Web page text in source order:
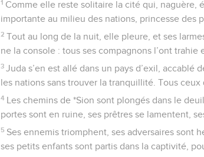
1 Comme elle reste solitaire la cité qui, naguère,
importante au milieu des nations, princesse des
2 Tout au long de la nuit, elle pleure, et ses
ne la console : tous ses compagnons l’ont trahie
3 Juda s’en est allé dans un pays d’exil,
les nations sans trouver la tranquillité. Tous
4 Les chemins de *Sion sont plongés dans le
portes sont en ruine, ses prêtres se lamentent,
5 Ses ennemis triomphent, ses adversaires sont
ses petits enfants sont partis dans la captivité,